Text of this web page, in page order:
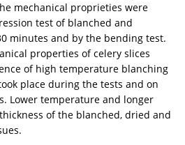
mechanical proprieties were
test of blanched and
minutes and by the bending test.
properties of celery slices
of high temperature blanching
place during the tests and on
Lower temperature and longer
of the blanched, dried and